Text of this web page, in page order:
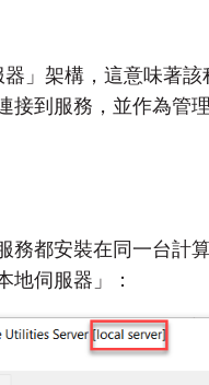
」架構，這意味著
到服務，並作為管理
務都安裝在同一台計
地伺服器」：